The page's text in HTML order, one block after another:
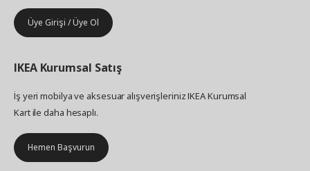
Üye Girişi / Üye Ol
IKEA Kurumsal Satış
İş yeri mobilya ve aksesuar alışverişleriniz IKEA Kurumsal
Kart ile daha hesaplı.
Hemen Başvurun